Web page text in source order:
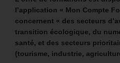
l’application « Mon Compte
concernent « des secteurs
transition écologique, du
santé, et des secteurs
(tourisme, industrie,